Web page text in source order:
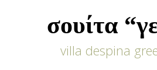
σουίτα
villa despina